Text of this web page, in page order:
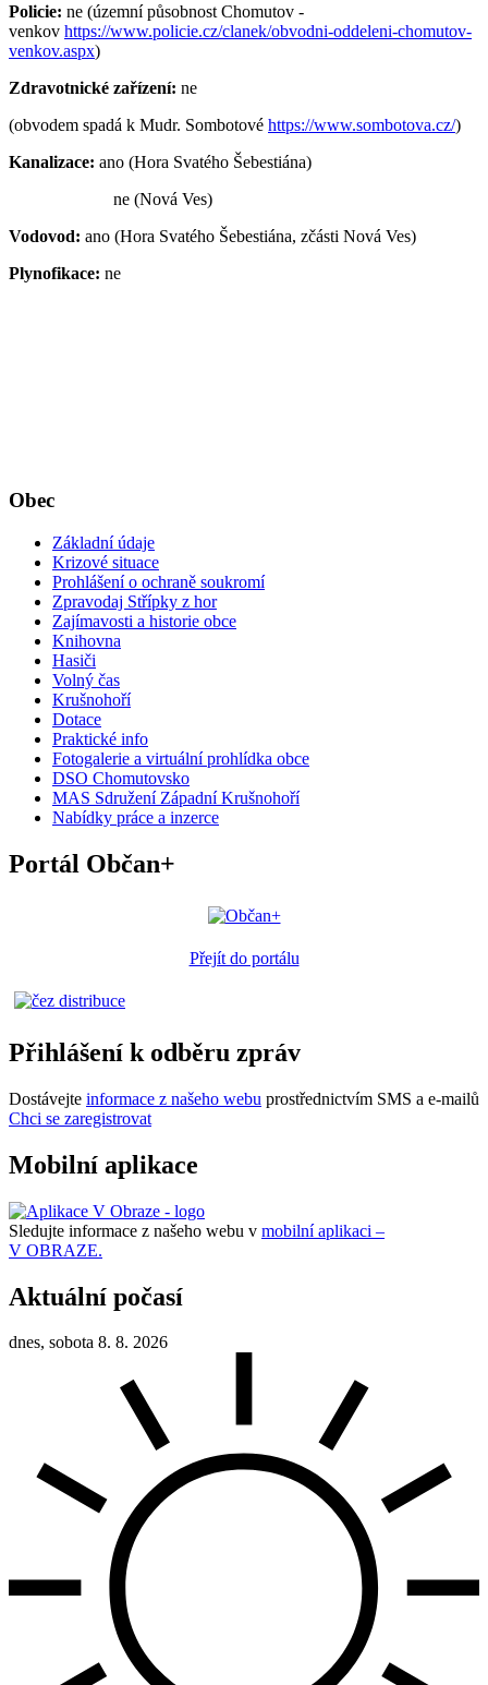
Policie: ne (územní působnost Chomutov -
venkov https://www.policie.cz/clanek/obvodni-oddeleni-chomutov-
venkov.aspx)
Zdravotnické zařízení: ne
(obvodem spadá k Mudr. Sombotové https://www.sombotova.cz/)
Kanalizace: ano (Hora Svatého Šebestiána)
ne (Nová Ves)
Vodovod: ano (Hora Svatého Šebestiána, zčásti Nová Ves)
Plynofikace: ne
Obec
Základní údaje
Krizové situace
Prohlášení o ochraně soukromí
Zpravodaj Střípky z hor
Zajímavosti a historie obce
Knihovna
Hasiči
Volný čas
Krušnohoří
Dotace
Praktické info
Fotogalerie a virtuální prohlídka obce
DSO Chomutovsko
MAS Sdružení Západní Krušnohoří
Nabídky práce a inzerce
Portál Občan+
Přejít do portálu
Přihlášení k odběru zpráv
Dostávejte informace z našeho webu prostřednictvím SMS a e-mailů
Chci se zaregistrovat
Mobilní aplikace
Sledujte informace z našeho webu v mobilní aplikaci –
V OBRAZE.
Aktuální počasí
dnes, sobota 8. 8. 2026